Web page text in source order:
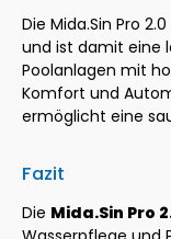
Die Mida.Sin Pro
und ist damit eine
Poolanlagen mit
Komfort und
ermöglicht eine
Fazit
Die Mida.Sin Pro